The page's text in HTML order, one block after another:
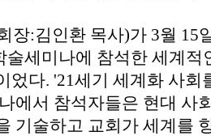
장:김인환 목사)가 3월 15
술세미나에 참석한 세계
었다. '21세기 세계화 사
에서 참석자들은 현대 사
기술하고 교회가 세계를